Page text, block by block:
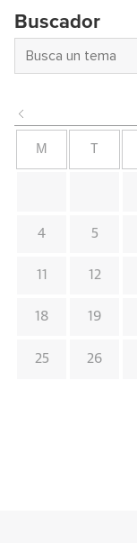
Buscador
M
4 5
11 12
18 19
25 26